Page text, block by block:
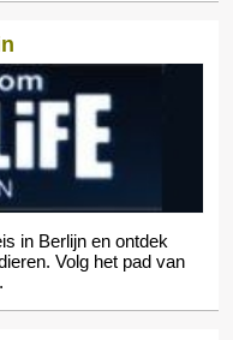
in Berlijn en ontdek
Volg het pad van